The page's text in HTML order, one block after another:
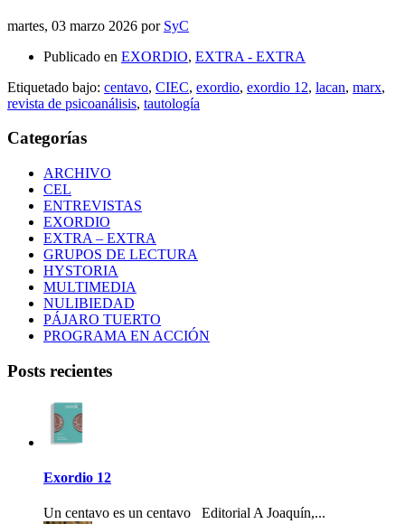
martes, 03 marzo 2026 por SyC
Publicado en EXORDIO, EXTRA - EXTRA
Etiquetado bajo: centavo, CIEC, exordio, exordio 12, lacan, marx,
revista de psicoanálisis, tautología
Categorías
ARCHIVO
CEL
ENTREVISTAS
EXORDIO
EXTRA – EXTRA
GRUPOS DE LECTURA
HYSTORIA
MULTIMEDIA
NULIBIEDAD
PÁJARO TUERTO
PROGRAMA EN ACCIÓN
Posts recientes
Exordio 12
Un centavo es un centavo Editorial A Joaquín,...